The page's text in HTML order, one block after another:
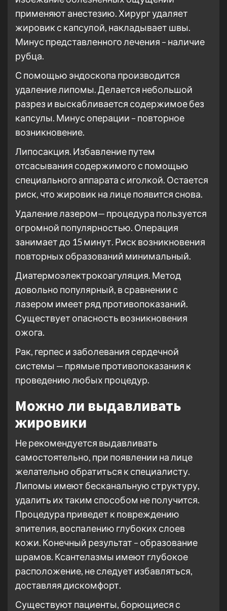
применяют анестезию. Хирург удаляет
жировик с капсулой, накладывает швы.
Минус представленного лечения – наличие
рубца.
С помощью эндоскопа производится
удаление липомы. Делается небольшой
разрез и выскабливается содержимое без
капсулы. Минус операции – повторное
возникновение.
Липосакция. Избавление путем
отсасывания содержимого с помощью
специального аппарата с иголкой. Остается
риск, что жировик на лице появится снова.
Удаление лазером— процедура пользуется
огромной популярностью. Операция
занимает до 15 минут. Риск возникновения
повторных образований минимальный.
Диатермоэлектрокоагуляция. Метод
довольно популярный, в сравнении с
лазером имеет ряд противопоказаний.
Существует опасность возникновения
ожога.
Рак, герпес и заболевания сердечной
системы — прямые противопоказания к
проведению любых процедур.
Можно ли выдавливать
жировики
Не рекомендуется выдавливать
самостоятельно, при появлении на лице
желательно обратиться к специалисту.
Липомы имеют бесканальную структуру,
удалить их таким способом не получится.
Процедура приведет к повреждению
эпителия, воспалению глубоких слоев
кожи. Конечный результат – образование
шрамов. Ксантелазмы имеют глубокое
расположение, не следует избавляться,
доставляя дискомфорт.
Существуют пациенты, борющиеся с